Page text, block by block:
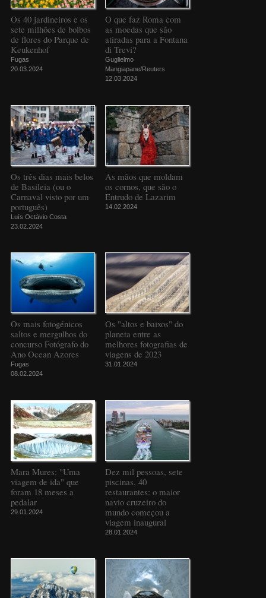
Os 40 jardineiros e os
sete milhões de bolbos
de flores do Parque de
Keukenhof
Fugas
20.03.2024
O que faz Roma com
as moedas que são
atiradas para a Fontana
di Trevi?
Guglielmo
Mangiapane/Reuters
12.03.2024
Os três dias mais belos
de Basileia (ou o
Carnaval visto por um
português)
Luís Octávio Costa
23.02.2024
As mãos que moldam
os cornos, que são o
Entrudo de Lazarim
14.02.2024
Os mais fotogénicos
saltos e mergulhos do
concurso Fotógrafo do
Ano Ocean Azores
Fugas
08.02.2024
Os "altos e baixos" do
planeta entre as
melhores fotografias de
viagens de 2023
31.01.2024
Mara Mures: "Uma
viagem de ida" que
foram 18 meses a
pedalar
29.01.2024
Dez mil pessoas, sete
piscinas, 40
restaurantes: o maior
navio cruzeiro do
mundo começou a
viagem inaugural
28.01.2024